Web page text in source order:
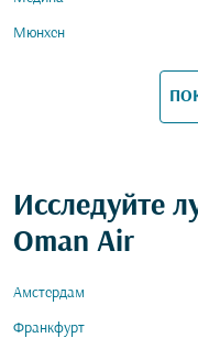
Мюнхен
Исследуйте
Oman Air
Амстердам
Франкфурт